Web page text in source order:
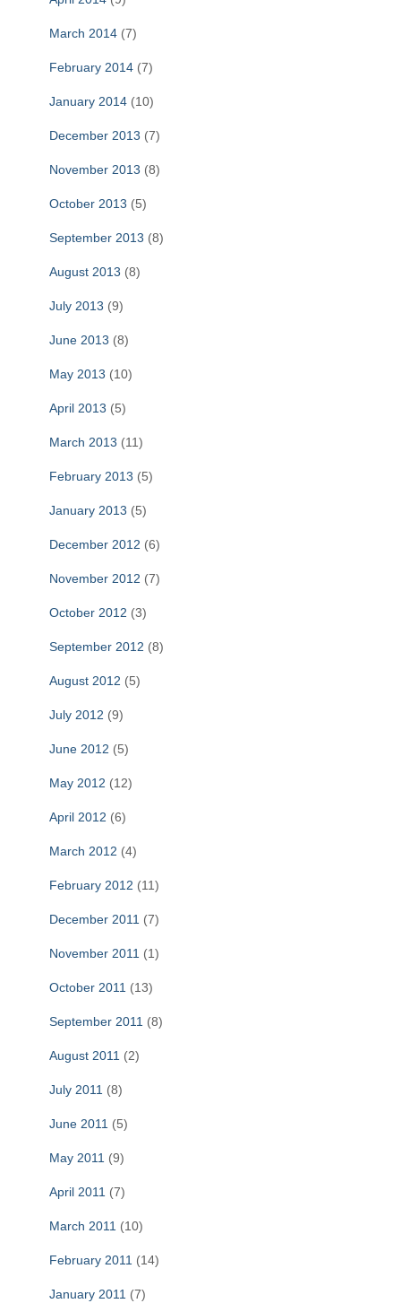
March 2014 (7)
February 2014 (7)
January 2014 (10)
December 2013 (7)
November 2013 (8)
October 2013 (5)
September 2013 (8)
August 2013 (8)
July 2013 (9)
June 2013 (8)
May 2013 (10)
April 2013 (5)
March 2013 (11)
February 2013 (5)
January 2013 (5)
December 2012 (6)
November 2012 (7)
October 2012 (3)
September 2012 (8)
August 2012 (5)
July 2012 (9)
June 2012 (5)
May 2012 (12)
April 2012 (6)
March 2012 (4)
February 2012 (11)
December 2011 (7)
November 2011 (1)
October 2011 (13)
September 2011 (8)
August 2011 (2)
July 2011 (8)
June 2011 (5)
May 2011 (9)
April 2011 (7)
March 2011 (10)
February 2011 (14)
January 2011 (7)